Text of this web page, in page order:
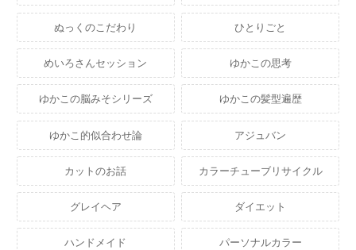
ぬっくのこだわり ひとりごと
めいろさんセッション ゆかこの思考
ゆかこの脳みそシリーズ ゆかこの髪型遍歴
ゆかこ的似合わせ論 アジュバン
カットのお話 カラーチューブリサイクル
グレイヘア ダイエット
ハンドメイド パーソナルカラー